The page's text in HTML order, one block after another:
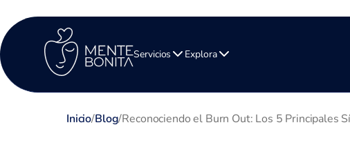
Servicios Explora
Inicio/Blog/Reconociendo el Burn Out: Los 5 Principales